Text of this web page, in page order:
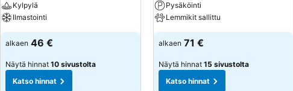
Kylpylä
Ilmastointi
alkaen 46 €
Näytä hinnat 10 sivustolta
Katso hinnat
Pysäköinti
Lemmikit sallittu
alkaen 71 €
Näytä hinnat 15 sivustolta
Katso hinnat